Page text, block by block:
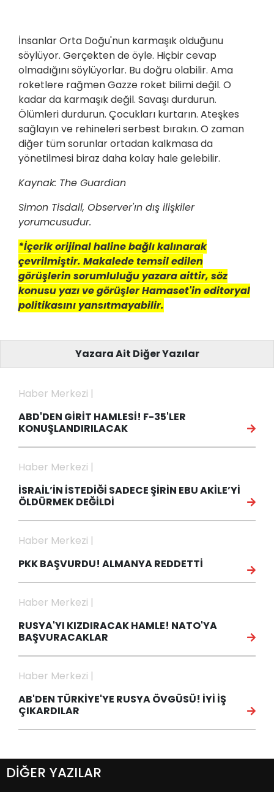
İnsanlar Orta Doğu'nun karmaşık olduğunu
söylüyor. Gerçekten de öyle. Hiçbir cevap
olmadığını söylüyorlar. Bu doğru olabilir. Ama
roketlere rağmen Gazze roket bilimi değil. O
kadar da karmaşık değil. Savaşı durdurun.
Ölümleri durdurun. Çocukları kurtarın. Ateşkes
sağlayın ve rehineleri serbest bırakın. O zaman
diğer tüm sorunlar ortadan kalkmasa da
yönetilmesi biraz daha kolay hale gelebilir.
Kaynak: The Guardian
Simon Tisdall, Observer'ın dış ilişkiler
yorumcusudur.
*İçerik orijinal haline bağlı kalınarak
çevrilmiştir. Makalede temsil edilen
görüşlerin sorumluluğu yazara aittir, söz
konusu yazı ve görüşler Hamaset'in editoryal
politikasını yansıtmayabilir.
Yazara Ait Diğer Yazılar
Haber Merkezi |
ABD'DEN GİRİT HAMLESİ! F-35'LER
KONUŞLANDIRILACAK
Haber Merkezi |
İSRAİL’İN İSTEDİĞİ SADECE ŞİRİN EBU AKİLE’Yİ
ÖLDÜRMEK DEĞİLDİ
Haber Merkezi |
PKK BAŞVURDU! ALMANYA REDDETTİ
Haber Merkezi |
RUSYA'YI KIZDIRACAK HAMLE! NATO'YA
BAŞVURACAKLAR
Haber Merkezi |
AB'DEN TÜRKİYE'YE RUSYA ÖVGÜSÜ! İYİ İŞ
ÇIKARDILAR
DİĞER YAZILAR